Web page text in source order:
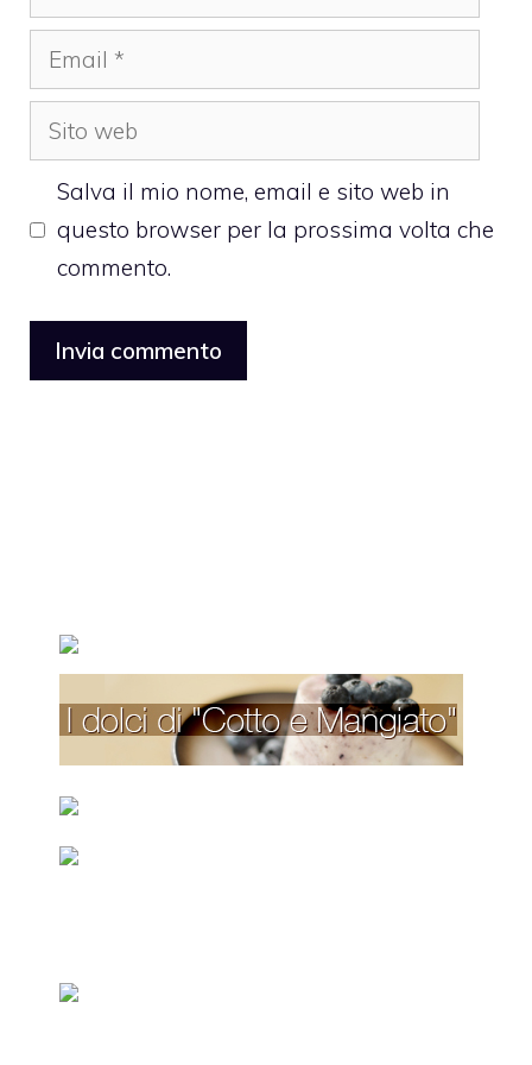
Email
Sito
web
Salva il mio nome, email e sito web in
questo browser per la prossima volta che
commento.